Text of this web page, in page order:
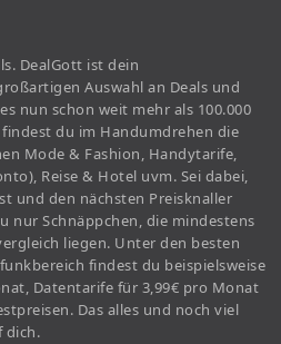
DealGott ist dein
Auswahl an Deals und
nun schon weit mehr als 100.000
du im Handumdrehen die
Mode & Fashion, Handytarife,
Reise & Hotel uvm. Sei dabei,
und den nächsten Preisknaller
nur Schnäppchen, die mindestens
liegen. Unter den besten
findest du beispielsweise
Datentarife für 3,99€ pro Monat
Das alles und noch viel
dich.